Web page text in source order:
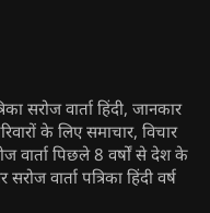
सरोज वार्ता हिंदी, जानकार
के लिए समाचार, विचार
वार्ता पिछले 8 वर्षों से देश के
वार्ता पत्रिका हिंदी वर्ष